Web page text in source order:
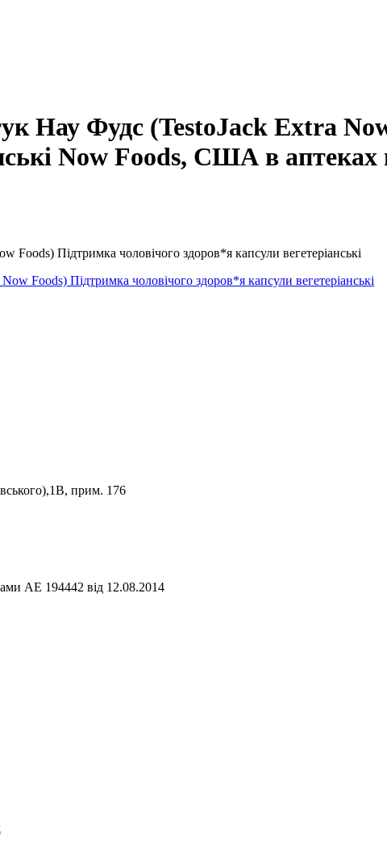
Нау Фудс (TestoJack Extra
Now Foods, США в аптеках
Підтримка чоловічого здоров*я капсули вегетеріанські
прим. 176
АЕ 194442 від 12.08.2014